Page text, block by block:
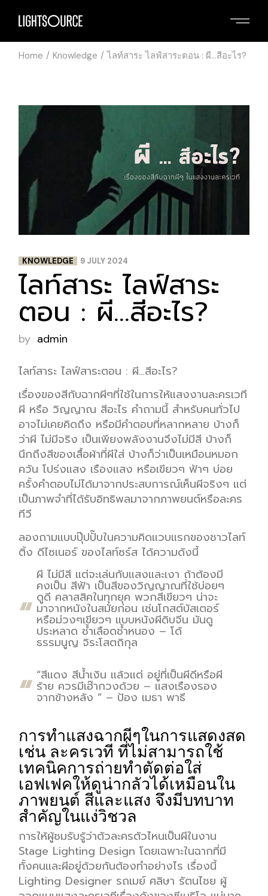
Home Knowledge ไลท์สาระ ไลฟ์สาระตอน : ผี…สีอะไร?
KNOWLEDGE 9 JULY 2024
ไลท์สาระ ไลฟ์สาระ
ตอน : ผี…สีอะไร?
by admin
ไลท์สาระ ไลฟ์สาระตอน : ผี…สีอะไร?
เรื่องของสีกับฉากผีๆที่ใช้ในการให้แสงงานละครเวที
ผี หรือ วิญญาณ สีอะไร คำถามนี้ สำหรับคนทั่วไป
อาจไม่เคยคิดถึง หรือมีคำตอบที่หลากหลาย บ้างก็
ว่าผี ไม่มีจริง เป็นเพียงพลังงานจึงไม่มีสี บ้างก็
นึกถึงสีของเสื้อผ้าที่ผีใส่ บ้างก็ว่าเป็นเหมือนหมอก
ควัน โปร่งแสง เรืองแสง หรือเขียวๆ ฟ้าๆ บ่อย
ครั้งคำตอบไม่ได้มาจากประสบการณ์เห็นผีจริงๆ แต่
เป็นภาพจำที่ได้รับอิทธิพลมาจากภาพยนต์หรือละคร
ทีวี
ลองถามแบบปุ๊ปปั๊บในความคิดแวบแรกของชาวไลท์
ติ้ง ดีไซเนอร์ ของไลท์ซร์ส ได้ความดังนี้
ผี ไม่มีสี แต่จะเล่นกับแสงและเงา ถ้าต้องมี
คงเป็น สีฟ้า เป็นสีของวิญญาณที่ใช้บ่อยๆ
ดูดี คลาสสิคในทุกยุค พวกสีเขียวๆ น่าจะ
มาจากหนังในสมัยก่อน เช่นโกสต์บัสเตอร์
หรือม่วงๆเขียวๆ แบบหนังผีดิบจีน มันดู
ประหลาด ช้ำเลือดช้ำหนอง – โด้
ธรรมนูญ จิระโสตถิกุล
“สีแดง สีน้ำเงิน แล้วแต่ อยู่ที่เป็นผีดีหรือผี
ร้าย ควรมีเฮ๊ากวงด้วย – แสงเรืองรอง
จากข้างหลัง ” – ป้อง เมธา พาธี
การทำแสงฉากผีๆในการแสดงสด
เช่น ละครเวที ที่ไม่สามารถใช้
เทคนิคการถ่ายทำตัดต่อใส่
เอฟเฟคให้ดูน่ากลัวได้เหมือนใน
ภาพยนต์ สีและแสง จึงมีบทบาท
สำคัญในแง่วิชวล
การให้ผู้ชมรับรู้ว่าตัวละครตัวไหนเป็นผีในงาน
Stage Lighting Design โดยเฉพาะในฉากที่มี
ทั้งคนและผีอยู่ด้วยกันต้องทำอย่างไร เรื่องนี้
Lighting Designer รถเมย์ ศลิษา รัตนไชย ผู้